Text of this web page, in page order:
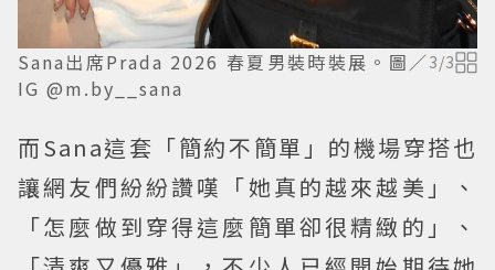
Sana出席Prada 2026 春夏男裝時裝展。圖／
IG @m.by__sana
3/3
而Sana這套「簡約不簡單」的機場穿搭也
讓網友們紛紛讚嘆「她真的越來越美」、
「怎麼做到穿得這麼簡單卻很精緻的」、